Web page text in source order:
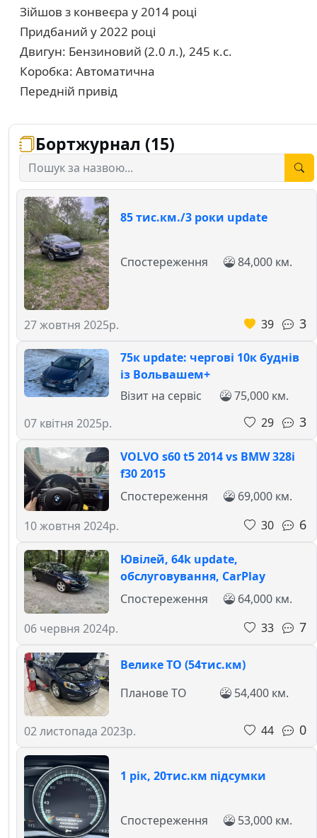
Зійшов з конвеєра у 2014 році
Придбаний у 2022 році
Двигун: Бензиновий (2.0 л.), 245 к.с.
Коробка: Автоматична
Передній привід
Бортжурнал (15)
85 тис.км./3 роки update
27 жовтня 2025р.
Спостереження 84,000 км.
39 3
75к update: чергові 10к буднів
із Вольвашем+
07 квітня 2025р.
Візит на сервіс
75,000 км.
29
3
VOLVO s60 t5 2014 vs BMW 328i
f30 2015
10 жовтня 2024р.
Спостереження
69,000 км.
30
6
Ювілей, 64k update,
обслуговування, CarPlay
06 червня 2024р.
Спостереження
64,000 км.
33
7
Велике ТО (54тис.км)
02 листопада 2023р.
Планове ТО 54,400 км.
44 0
1 рік, 20тис.км підсумки
Спостереження 53,000 км.